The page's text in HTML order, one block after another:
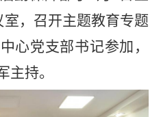
，召开主题教育专题
心党支部书记参加，
主持。